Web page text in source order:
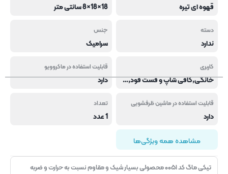
قهوه ای تیره 18×18×8 سانتی متر
دسته
ندارد
جنس
سرامیک
کاربری
خانگی,کافی شاپ و فست فود,هتل و رستوران
قابلیت استفاده در ماکروویو
دارد
قابلیت استفاده در ماشین ظرفشویی
دارد
تعداد
1 عدد
مشاهده همه ویژگی‌ها
تیکی ماگ کد ۰۰۵۱
محصولی بسیار شیک و مقاوم نسبت به حرارت و ضربه